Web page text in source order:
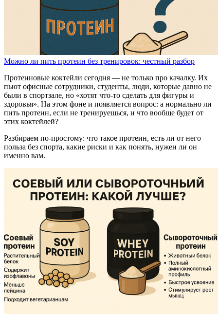
Можно ли пить протеин без тренировок: честный разбор
Протеиновые коктейли сегодня — не только про качалку. Их
пьют офисные сотрудники, студенты, люди, которые давно не
были в спортзале, но «хотят что-то сделать для фигуры и
здоровья». На этом фоне и появляется вопрос: а нормально ли
пить протеин, если не тренируешься, и что вообще будет от
этих коктейлей?
Разбираем по-простому: что такое протеин, есть ли от него
польза без спорта, какие риски и как понять, нужен ли он
именно вам.